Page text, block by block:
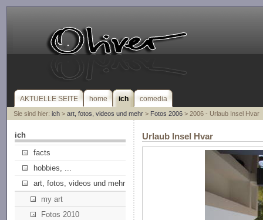
AKTUELLE SEITE home ich comedia
Sie sind hier: ich> art, fotos, videos und mehr> Fotos 2006> 2006 - Urlaub Insel Hvar
ich
facts
hobbies, ...
art, fotos, videos und mehr
my art
Fotos 2010
Urlaub Insel Hvar